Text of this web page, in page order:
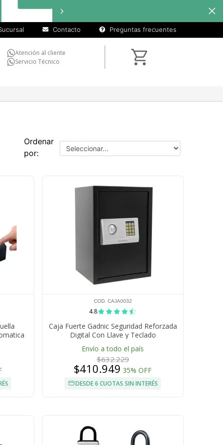
seleccionados
Contacto Preguntas frecuentes
Atención al cliente
Servicio Técnico
Ordenar
por:
COD. CAJA0032
4.8
Caja Fuerte Gadnic Seguridad Reforzada
Digital Con Llave y Teclado
Envío a todo el país
$632.229
$410.949 35% OFF
DESDE 6 CUOTAS SIN INTERÉS